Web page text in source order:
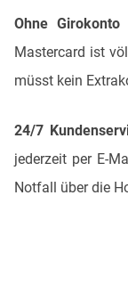
Ohne Girokonto
Mastercard ist
müsst kein
24/7
jederzeit per E-
Notfall über die